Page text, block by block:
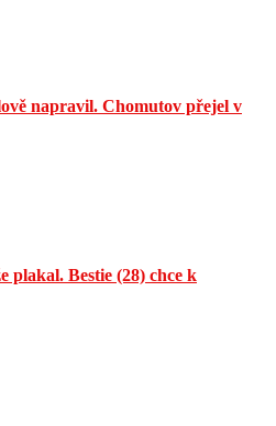
napravil. Chomutov přejel v
plakal. Bestie (28) chce k